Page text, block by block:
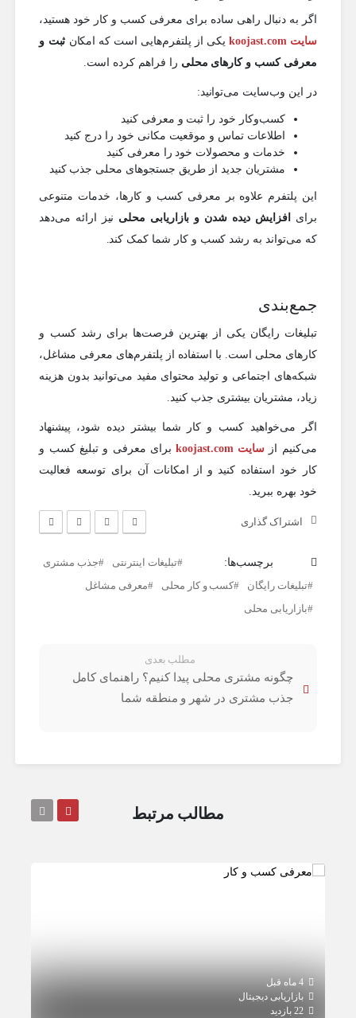
اگر به دنبال راهی ساده برای معرفی کسب و کار خود هستید،
سایت koojast.com
یکی از پلتفرم‌هایی است که امکان ثبت و
معرفی کسب و کارهای محلی را فراهم کرده است.
در این وب‌سایت می‌توانید:
کسب‌وکار خود را ثبت و معرفی کنید
اطلاعات تماس و موقعیت مکانی خود را درج کنید
خدمات و محصولات خود را معرفی کنید
مشتریان جدید از طریق جستجوهای محلی جذب کنید
این پلتفرم علاوه بر معرفی کسب و کارها، خدمات متنوعی
برای
افزایش دیده شدن و بازاریابی محلی نیز ارائه می‌دهد
که می‌تواند به رشد کسب و کار شما کمک کند.
جمع‌بندی
تبلیغات رایگان یکی از بهترین فرصت‌ها برای رشد کسب و
کارهای محلی است. با استفاده از پلتفرم‌های معرفی مشاغل،
شبکه‌های اجتماعی و تولید محتوای مفید می‌توانید بدون هزینه
زیاد، مشتریان بیشتری جذب کنید.
اگر می‌خواهید کسب و کار شما بیشتر دیده شود، پیشنهاد
می‌کنیم از سایت koojast.com
برای معرفی و تبلیغ کسب و
کار خود استفاده کنید و از امکانات آن برای توسعه فعالیت
خود بهره ببرید.
اشتراک گذاری
برچسب‌ها: تبلیغات اینترنتی
جذب مشتری
تبلیغات رایگان
کسب و کار محلی
معرفی مشاغل
بازاریابی محلی
مطلب بعدی
چگونه مشتری محلی پیدا کنیم؟ راهنمای کامل
جذب مشتری در شهر و منطقه شما
مطالب مرتبط
4 ماه قبل
بازاریابی دیجیتال
22 بازدید